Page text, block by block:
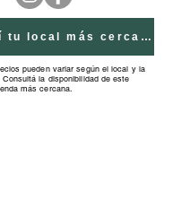
Descubrí tu local más cercano
pueden variar según el local y la
la disponibilidad de este
más cercana.